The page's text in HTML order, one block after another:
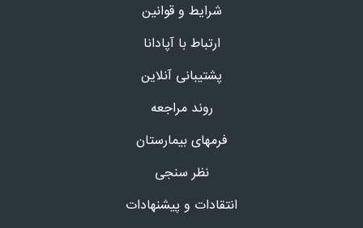
شرایط و قوانین
ارتباط با آپادانا
پشتیبانی آنلاین
روند مراجعه
فرمهای بیمارستان
نظر سنجی
انتقادات و پیشنهادات